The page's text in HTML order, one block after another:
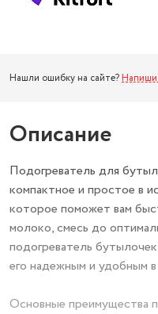
Нашли ошибку на сайте?
Описание
Подогреватель для
компактное и простое в
которое поможет вам
молоко, смесь до
подогреватель
его надежным и удобным
Основные преимущества